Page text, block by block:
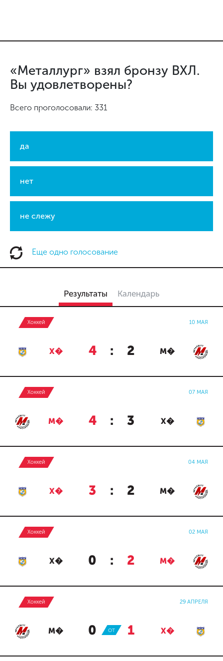
«Металлург» взял бронзу ВХЛ.
Вы удовлетворены?
Всего проголосовали: 331
да
нет
не слежу
Еще одно голосование
Результаты Календарь
Хоккей 10 МАЯ
Х� 4 : 2 М�
Хоккей 07 МАЯ
М� 4 : 3 Х�
Хоккей 04 МАЯ
Х� 3 : 2 М�
Хоккей 02 МАЯ
Х� 0 : 2 М�
Хоккей 29 АПРЕЛЯ
М� 0 : 1 Х�
ОТ